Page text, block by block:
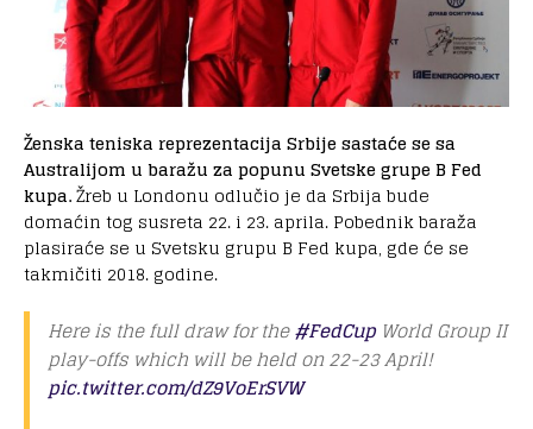
Ženska teniska reprezentacija Srbije sastaće se sa
Australijom u baražu za popunu Svetske grupe B Fed
kupa.Žreb u Londonu odlučio je da Srbija bude
domaćin tog susreta 22. i 23. aprila. Pobednik baraža
plasiraće se u Svetsku grupu B Fed kupa, gde će se
takmičiti 2018. godine.
Here is the full draw for the#FedCupWorld Group II
play-offs which will be held on 22-23 April!
pic.twitter.com/dZ9VoErSVW